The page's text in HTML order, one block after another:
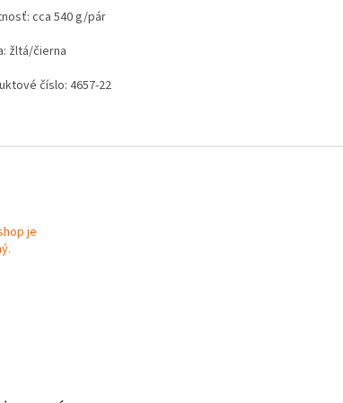
cca 540 g/pár
žltá/čierna
číslo: 4657-22